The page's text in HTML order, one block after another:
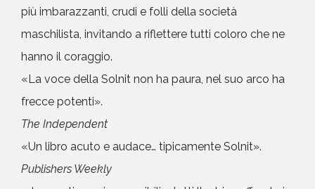
più imbarazzanti, crudi e folli della società
maschilista, invitando a riflettere tutti coloro che ne
hanno il coraggio.
«La voce della Solnit non ha paura, nel suo arco ha
frecce potenti».
The Independent
«Un libro acuto e audace… tipicamente Solnit».
Publishers Weekly